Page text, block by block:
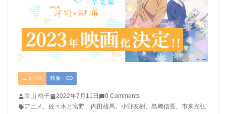
ニュース 映像・CD
幸山 桃子 2022年7月11日
0 Comments
アニメ 、 佐々木と宮野、 内田雄馬、 小野友樹、 島﨑信長、 市来光弘